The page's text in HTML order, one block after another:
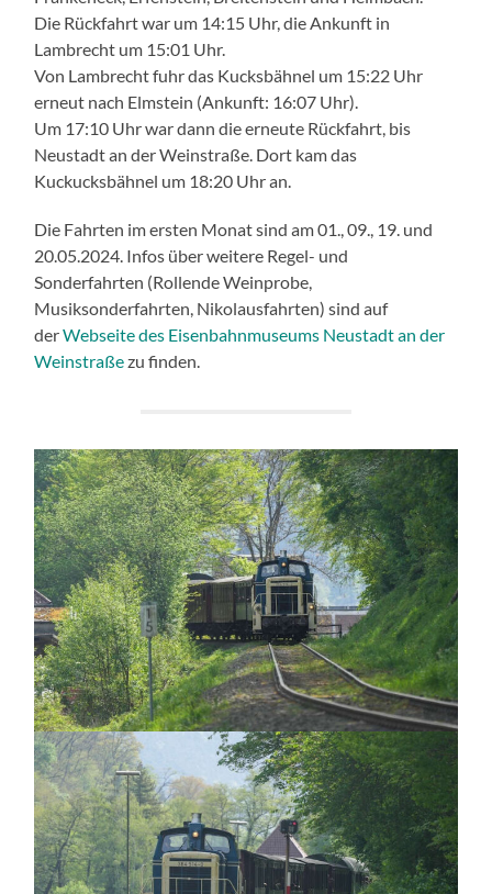
Die Rückfahrt war um 14:15 Uhr, die Ankunft in
Lambrecht um 15:01 Uhr.
Von Lambrecht fuhr das Kucksbähnel um 15:22 Uhr
erneut nach Elmstein (Ankunft: 16:07 Uhr).
Um 17:10 Uhr war dann die erneute Rückfahrt, bis
Neustadt an der Weinstraße. Dort kam das
Kuckucksbähnel um 18:20 Uhr an.
Die Fahrten im ersten Monat sind am 01., 09., 19. und
20.05.2024. Infos über weitere Regel- und
Sonderfahrten (Rollende Weinprobe,
Musiksonderfahrten, Nikolausfahrten) sind auf
derWebseite des Eisenbahnmuseums Neustadt an der
Weinstraßezu finden.